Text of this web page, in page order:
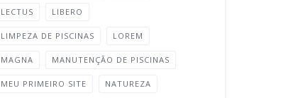
LECTUS LIBERO
LIMPEZA DE PISCINAS LOREM
MAGNA MANUTENÇÃO DE PISCINAS
MEU PRIMEIRO SITE NATUREZA